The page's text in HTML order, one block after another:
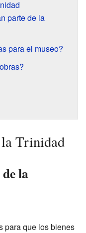
parte de la
para el museo?
Trinidad
la
para que los bienes